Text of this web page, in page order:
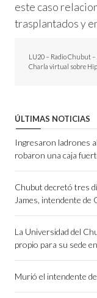
este caso
trasplantados y
LU20 – Radio Chubut
Charla virtual sobre
ÚLTIMAS NOTICIAS
Ingresaron ladrones
robaron una caja
Chubut decretó tres
James, intendente de
La Universidad del
propio para su sede
Murió el intendente